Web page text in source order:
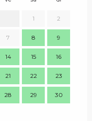
1 2
7 8 9
14 15 16
21 22 23
28 29 30